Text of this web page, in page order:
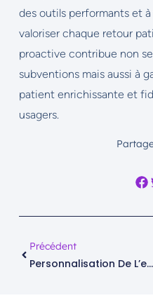
des outils performants et
valoriser chaque retour
proactive contribue non
subventions mais aussi à
patient enrichissante et
usagers.
Précédent
Personnalisation De L’expérience Patient : Comment Les Données De Satisfaction Font La Différence